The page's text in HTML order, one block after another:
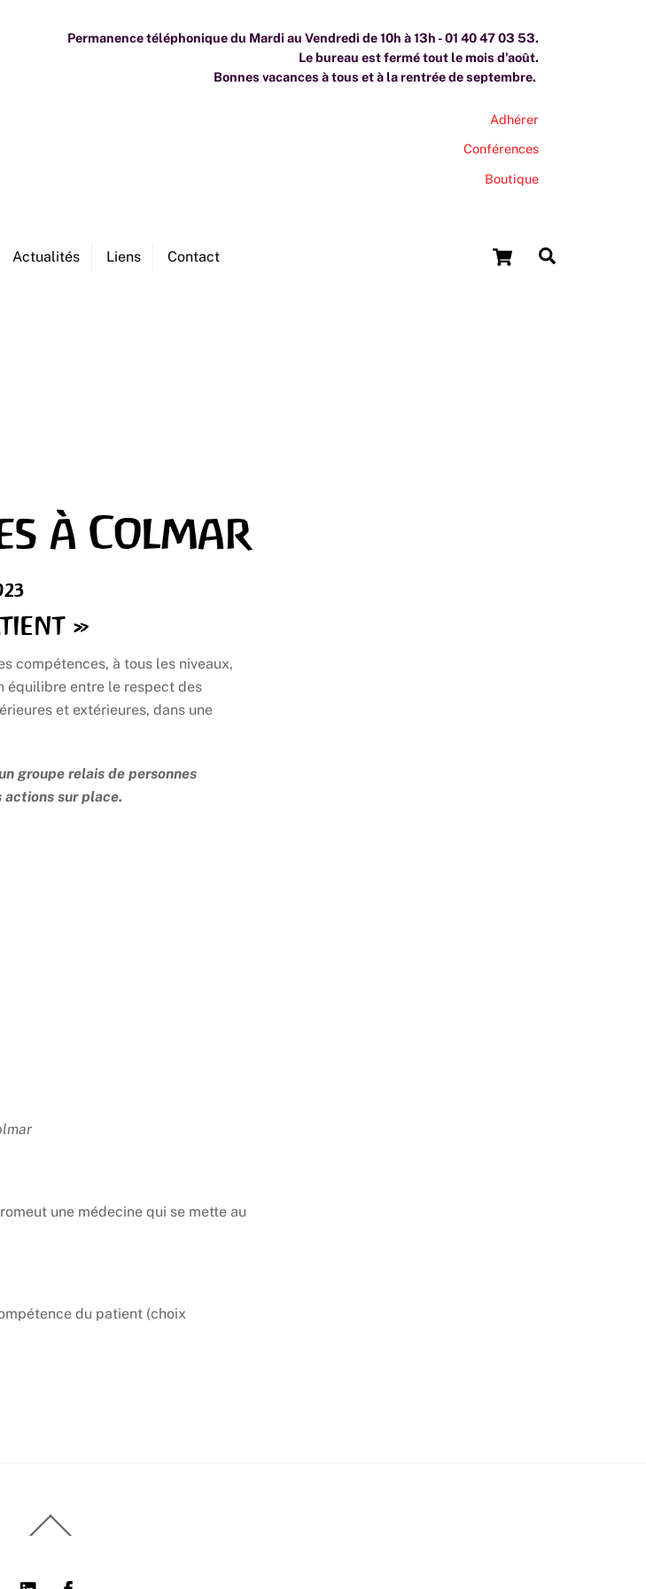
Cart
Actualités Liens Contact
Permanence téléphonique du Mardi au Vendredi de 10h à 13h - 01 40 47 03 53.
Le bureau est fermé tout le mois d'août.
Bonnes vacances à tous et à la rentrée de septembre.
Adhérer
Conférences
Boutique
à Colmar
»
compétences, à tous les niveaux,
équilibre entre le respect des
et extérieures, dans une
groupe relais de personnes
actions sur place.
une médecine qui se mette au
du patient (choix
To